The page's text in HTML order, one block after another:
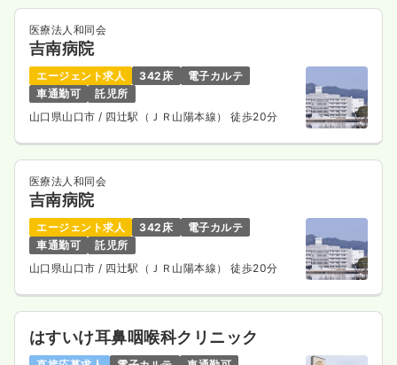
医療法人和同会
吉南病院
エージェント求人 342床
電子カルテ
車通勤可
託児所
山口県山口市/ 四辻駅（ＪＲ山陽本線） 徒歩20分
医療法人和同会
吉南病院
エージェント求人 342床
電子カルテ
車通勤可
託児所
山口県山口市/ 四辻駅（ＪＲ山陽本線） 徒歩20分
はすいけ耳鼻咽喉科クリニック